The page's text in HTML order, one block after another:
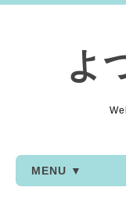
よ
MENU ▼